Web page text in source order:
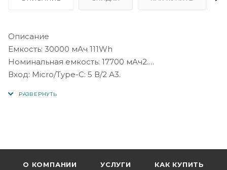
Описание
Емкость: 30000 мАч 111Wh
Номинальная емкость: 17700 мАч2.
Вход: Micro/Type-C: 5 В/2 А3.
полимерный аккумулятор6.
Размер: 148*68*40 мм,
О КОМПАНИИ УСЛУГИ КАК КУПИТЬ